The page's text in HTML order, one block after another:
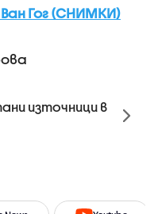
Гог (СНИМКИ)
източници в